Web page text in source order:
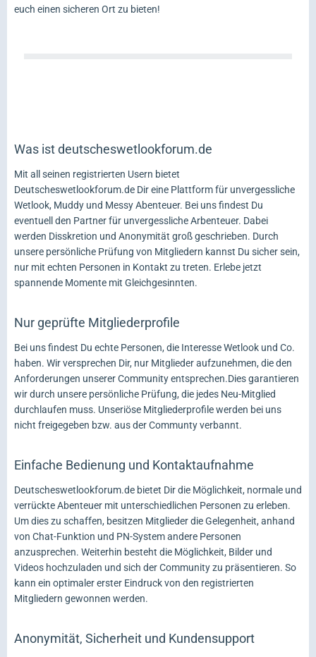
euch einen sicheren Ort zu bieten!
Was ist deutscheswetlookforum.de
Mit all seinen registrierten Usern bietet
Deutscheswetlookforum.de Dir eine Plattform für unvergessliche
Wetlook, Muddy und Messy Abenteuer. Bei uns findest Du
eventuell den Partner für unvergessliche Arbenteuer. Dabei
werden Disskretion und Anonymität groß geschrieben. Durch
unsere persönliche Prüfung von Mitgliedern kannst Du sicher sein,
nur mit echten Personen in Kontakt zu treten. Erlebe jetzt
spannende Momente mit Gleichgesinnten.
Nur geprüfte Mitgliederprofile
Bei uns findest Du echte Personen, die Interesse Wetlook und Co.
haben. Wir versprechen Dir, nur Mitglieder aufzunehmen, die den
Anforderungen unserer Community entsprechen.Dies garantieren
wir durch unsere persönliche Prüfung, die jedes Neu-Mitglied
durchlaufen muss. Unseriöse Mitgliederprofile werden bei uns
nicht freigegeben bzw. aus der Communty verbannt.
Einfache Bedienung und Kontaktaufnahme
Deutscheswetlookforum.de bietet Dir die Möglichkeit, normale und
verrückte Abenteuer mit unterschiedlichen Personen zu erleben.
Um dies zu schaffen, besitzen Mitglieder die Gelegenheit, anhand
von Chat-Funktion und PN-System andere Personen
anzusprechen. Weiterhin besteht die Möglichkeit, Bilder und
Videos hochzuladen und sich der Community zu präsentieren. So
kann ein optimaler erster Eindruck von den registrierten
Mitgliedern gewonnen werden.
Anonymität, Sicherheit und Kundensupport